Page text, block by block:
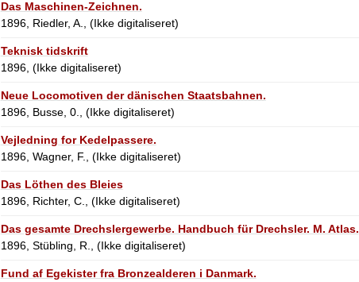
Das Maschinen-Zeichnen.
1896, Riedler, A., (Ikke digitaliseret)
Teknisk tidskrift
1896, (Ikke digitaliseret)
Neue Locomotiven der dänischen Staatsbahnen.
1896, Busse, 0., (Ikke digitaliseret)
Vejledning for Kedelpassere.
1896, Wagner, F., (Ikke digitaliseret)
Das Löthen des Bleies
1896, Richter, C., (Ikke digitaliseret)
Das gesamte Drechslergewerbe. Handbuch für Drechsler. M. Atlas.
1896, Stübling, R., (Ikke digitaliseret)
Fund af Egekister fra Bronzealderen i Danmark.